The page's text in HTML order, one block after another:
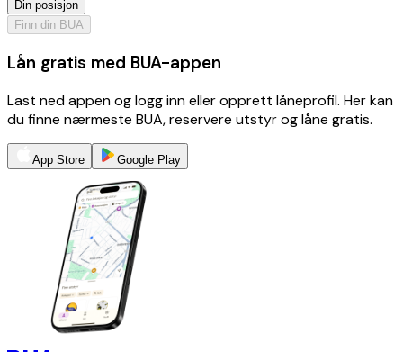
Din posisjon
Finn din BUA
Lån gratis med BUA-appen
Last ned appen og logg inn eller opprett låneprofil. Her kan
du finne nærmeste BUA, reservere utstyr og låne gratis.
App Store Google Play